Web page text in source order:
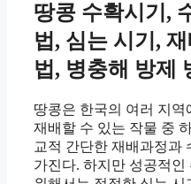
땅콩 수확시기,
법, 심는 시기,
법, 병충해 방제
땅콩은 한국의 여러 지역
재배할 수 있는 작물 중
교적 간단한 재배과정과
가진다. 하지만 성공적인